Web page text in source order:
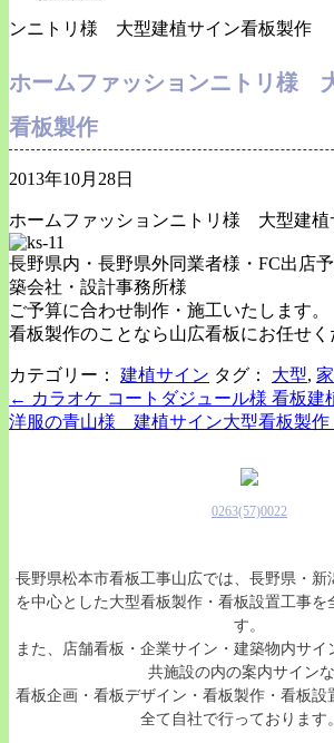
ンニトリ様 大型建植サイン看板製作
ホームファッションニトリ様
看板製作
2013年10月28日
ホームファッションニトリ様 大型建植
長野県内・長野県外同業者様・FC出店
築会社・設計事務所様
ご予算に合わせ制作・施工いたします。
看板製作のことなら山広看板にお任せく
カテゴリー： 建植サイン タグ： 大型,
Post
navigation
← カラオケ コートダジュール様 看板建
洋服の青山様 建植サイン大型看板製作
0263(57)0022
長野県松本市看板工事山広では、長野県・新
を中心とした大型看板製作・看板設置工事を
す。
また、店舗看板・企業サイン・建築物内サ
共施設の内の案内サイン
看板企画・看板デザイン・看板製作・看板設
全て自社で行っております